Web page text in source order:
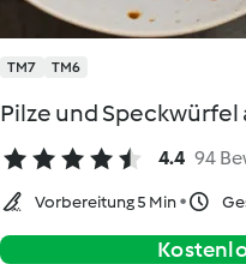
TM7 TM6
Pilze und
4.4 94
Vorbereitung 5 Min